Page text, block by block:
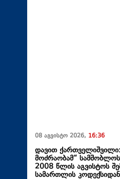
08 აგვისტო 2026, 16:36
დავით
მოძრაობამ“
2008 წლის აგვისტოს
სამართლის